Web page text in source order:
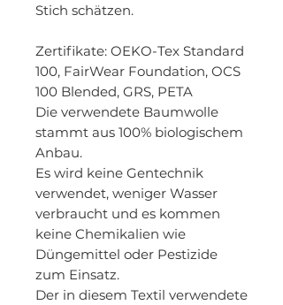
Stich schätzen.
Zertifikate: OEKO-Tex Standard
100, FairWear Foundation, OCS
100 Blended, GRS, PETA
Die verwendete Baumwolle
stammt aus 100% biologischem
Anbau.
Es wird keine Gentechnik
verwendet, weniger Wasser
verbraucht und es kommen
keine Chemikalien wie
Düngemittel oder Pestizide
zum Einsatz.
Der in diesem Textil verwendete